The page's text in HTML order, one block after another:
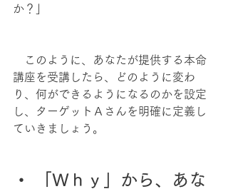
か？」
このように、あなたが提供する本命
講座を受講したら、どのように変わ
り、何ができるようになるのかを設定
し、ターゲットＡさんを明確に定義し
ていきましょう。
・ 「Ｗｈｙ」から、あな